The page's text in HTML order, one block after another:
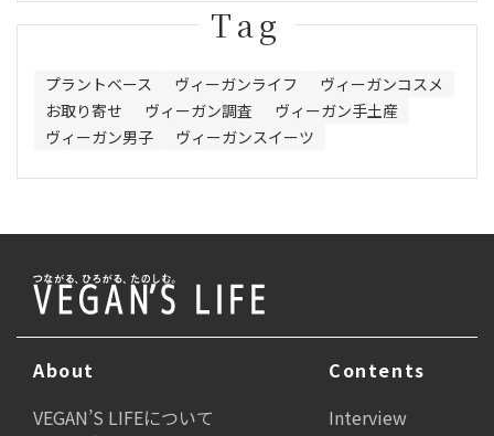
Tag
プラントベース ヴィーガンライフ
ヴィーガンコスメ
お取り寄せ
ヴィーガン調査
ヴィーガン手土産
ヴィーガン男子
ヴィーガンスイーツ
About
VEGAN’S LIFEについて
Contents
Interview